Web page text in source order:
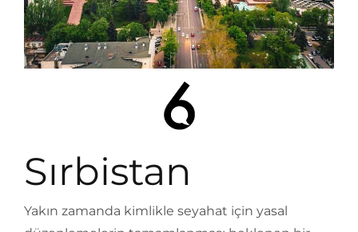
Sırbistan
Yakın zamanda kimlikle seyahat için yasal